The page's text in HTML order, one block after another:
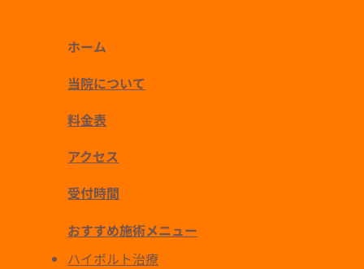
ホーム
当院について
アクセス
料金表
受付時間
おすすめ施術メニュー
ハイボルト治療